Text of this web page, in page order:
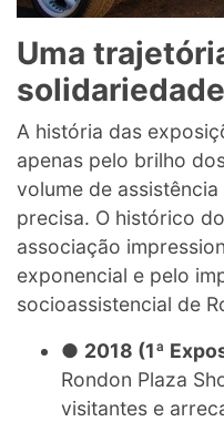
Uma
A história das
apenas pelo brilho
volume de
precisa. O histórico
associação
exponencial e pelo
socioassistencial de
● 2018 (1ª
Rondon Plaza
visitantes e